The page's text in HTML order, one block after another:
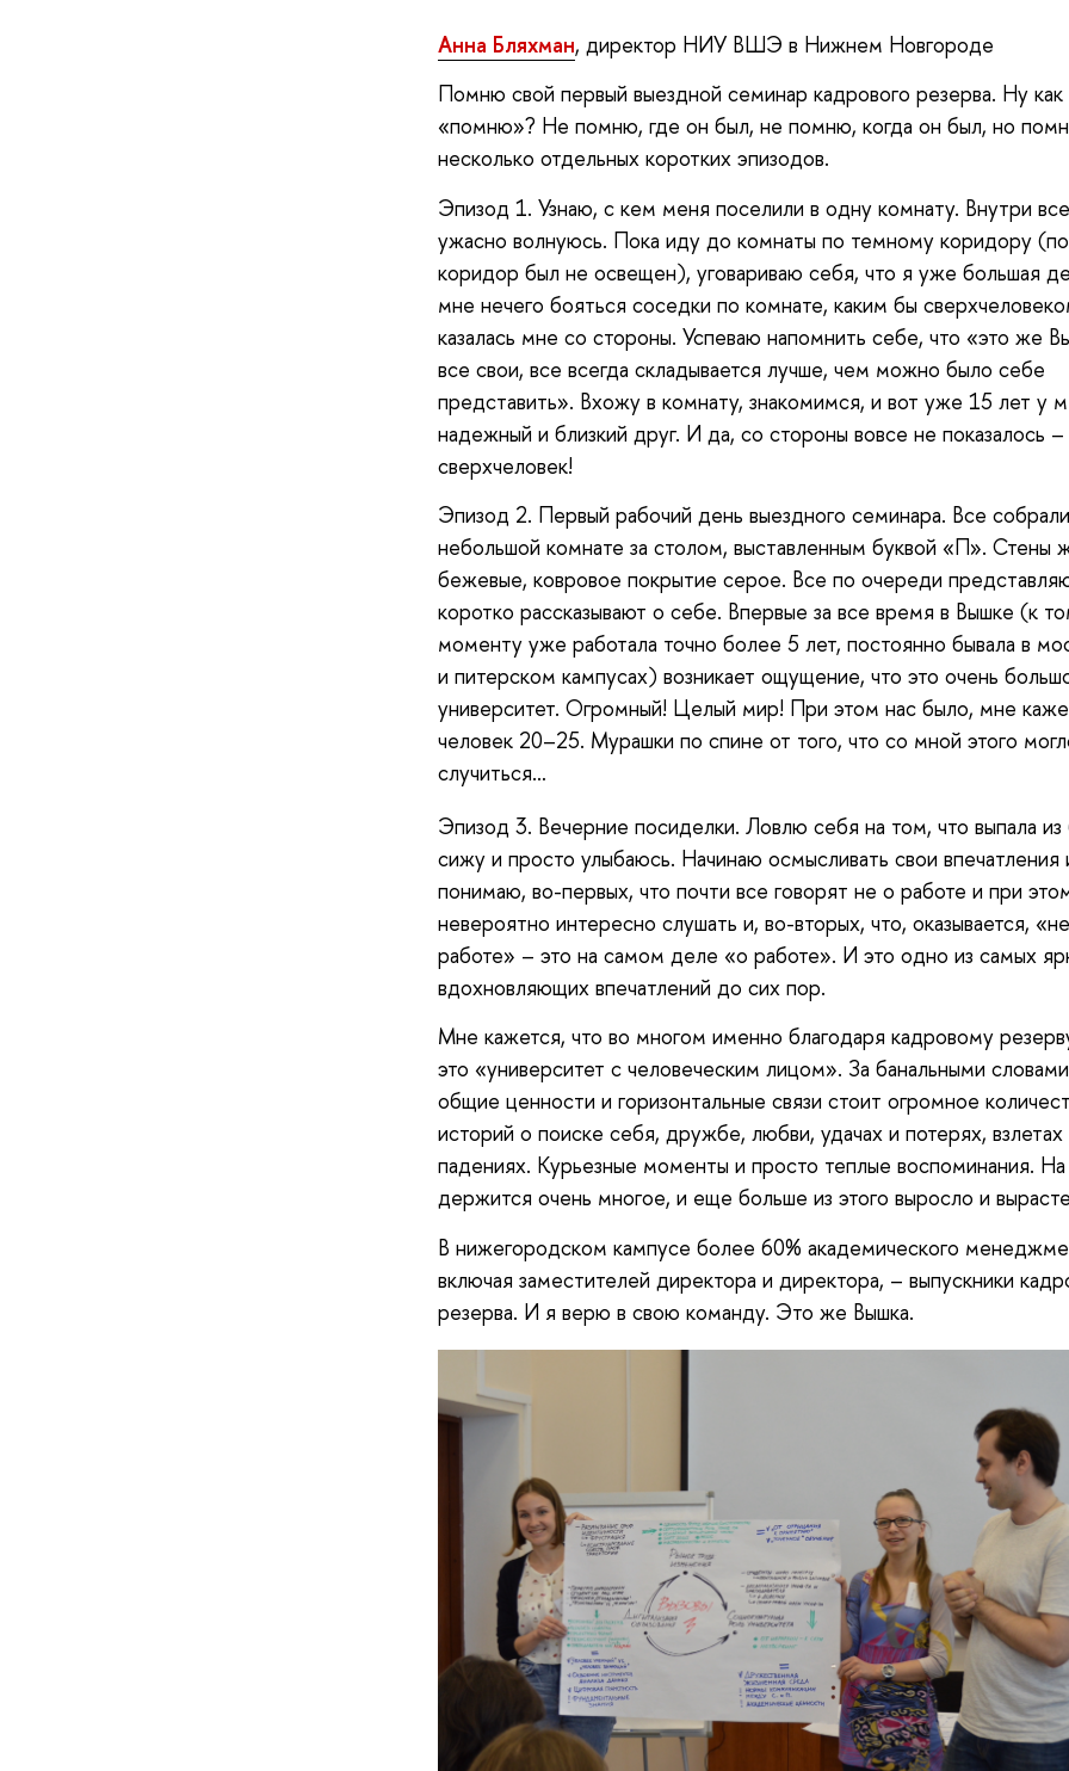
Анна Бляхман, директор НИУ ВШЭ в Нижнем Новгороде
Помню свой первый выездной семинар кадрового резерва. Ну как
«помню»? Не помню, где он был, не помню, когда он был, но
несколько отдельных коротких эпизодов.
Эпизод 1. Узнаю, с кем меня поселили в одну комнату. Внутри
ужасно волнуюсь. Пока иду до комнаты по темному коридору
коридор был не освещен), уговариваю себя, что я уже большая
мне нечего бояться соседки по комнате, каким бы
казалась мне со стороны. Успеваю напомнить себе, что «это же
все свои, все всегда складывается лучше, чем можно было себе
представить». Вхожу в комнату, знакомимся, и вот уже 15 лет у
надежный и близкий друг. И да, со стороны вовсе не показалось –
сверхчеловек!
Эпизод 2. Первый рабочий день выездного семинара. Все
небольшой комнате за столом, выставленным буквой «П». Стены
бежевые, ковровое покрытие серое. Все по очереди
коротко рассказывают о себе. Впервые за все время в Вышке (к
моменту уже работала точно более 5 лет, постоянно бывала в
и питерском кампусах) возникает ощущение, что это очень
университет. Огромный! Целый мир! При этом нас было, мне
человек 20–25. Мурашки по спине от того, что со мной этого
случиться…
Эпизод 3. Вечерние посиделки. Ловлю себя на том, что выпала
сижу и просто улыбаюсь. Начинаю осмысливать свои впечатления
понимаю, во-первых, что почти все говорят не о работе и при
невероятно интересно слушать и, во-вторых, что, оказывается,
работе» – это на самом деле «о работе». И это одно из самых
вдохновляющих впечатлений до сих пор.
Мне кажется, что во многом именно благодаря кадровому
это «университет с человеческим лицом». За банальными
общие ценности и горизонтальные связи стоит огромное
историй о поиске себя, дружбе, любви, удачах и потерях, взлетах
падениях. Курьезные моменты и просто теплые воспоминания.
держится очень многое, и еще больше из этого выросло и
В нижегородском кампусе более 60% академического
включая заместителей директора и директора, – выпускники
резерва. И я верю в свою команду. Это же Вышка.